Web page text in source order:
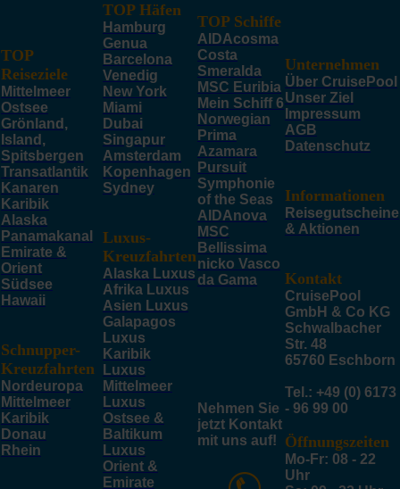
TOP
Reiseziele
Mittelmeer
Ostsee
Grönland,
Island,
Spitsbergen
Transatlantik
Kanaren
Karibik
Alaska
Panamakanal
Emirate &
Orient
Südsee
Hawaii
Schnupper-
Kreuzfahrten
Nordeuropa
Mittelmeer
Karibik
Donau
Rhein
TOP Häfen
Hamburg
Genua
Barcelona
Venedig
New York
Miami
Dubai
Singapur
Amsterdam
Kopenhagen
Sydney
Luxus-
Kreuzfahrten
Alaska Luxus
Afrika Luxus
Asien Luxus
Galapagos
Luxus
Karibik
Luxus
Mittelmeer
Luxus
Ostsee &
Baltikum
Luxus
Orient &
Emirate
TOP Schiffe
AIDAcosma
Costa
Smeralda
MSC Euribia
Mein Schiff 6
Norwegian
Prima
Azamara
Pursuit
Symphonie
of the Seas
AIDAnova
MSC
Bellissima
nicko Vasco
da Gama
Nehmen Sie
jetzt Kontakt
mit uns auf!
Unternehmen
Über CruisePool
Unser Ziel
Impressum
AGB
Datenschutz
Informationen
Reisegutscheine
& Aktionen
Kontakt
CruisePool
GmbH & Co KG
Schwalbacher
Str. 48
65760 Eschborn
Tel.: +49 (0) 6173
- 96 99 00
Öffnungszeiten
Mo-Fr: 08 - 22
Uhr